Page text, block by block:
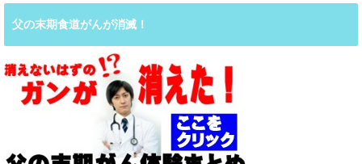
父の末期食道がんが消滅！